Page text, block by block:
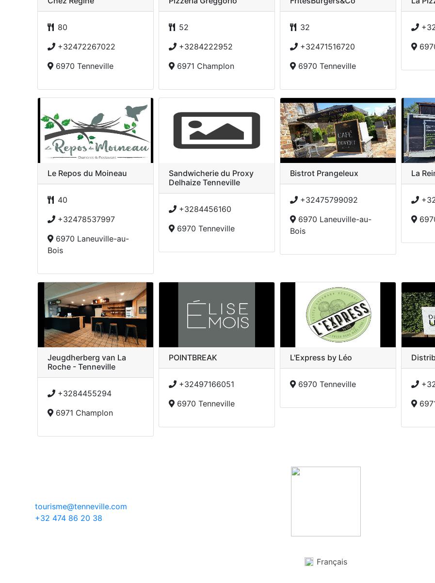
80
+32472267022
6970 Tenneville
52
+3284222952
6971 Champlon
32
+32471516720
6970 Tenneville
Le Repos du Moineau
40
+32478537997
6970 Laneuville-au-
Bois
Sandwicherie du Proxy
Delhaize Tenneville
+3284456160
6970 Tenneville
Bistrot Prangeleux
+32475799092
6970 Laneuville-au-
Bois
La
Jeugdherberg van La
Roche - Tenneville
+3284455294
6971 Champlon
POINTBREAK
+32497166051
6970 Tenneville
L'Express by Léo
6970 Tenneville
tourisme@tenneville.com
+32 474 86 20 38
Français